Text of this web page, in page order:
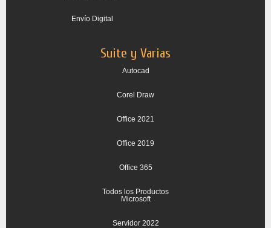
Envío Digital
Suite y Varias
Autocad
Corel Draw
Office 2021
Office 2019
Office 365
Todos los Productos
Microsoft
Servidor 2022